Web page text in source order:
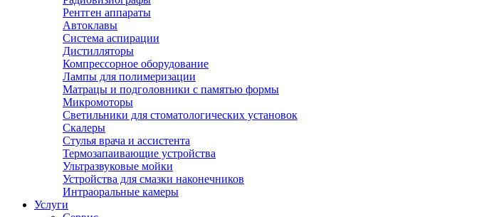
Рентген аппараты
Автоклавы
Система аспирации
Дистилляторы
Компрессорное оборудование
Лампы для полимеризации
Матрацы и подголовники с памятью формы
Микромоторы
Светильники для стоматологических установок
Скалеры
Стулья врача и ассистента
Термозапаивающие устройства
Ультразвуковые мойки
Устройства для смазки наконечников
Интраоральные камеры
Услуги